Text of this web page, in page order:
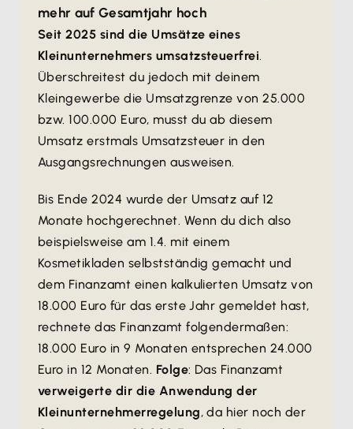
mehr auf Gesamtjahr hoch
Seit 2025 sind die Umsätze eines
Kleinunternehmers umsatzsteuerfrei.
Überschreitest du jedoch mit deinem
Kleingewerbe die Umsatzgrenze von 25.000
bzw. 100.000 Euro, musst du ab diesem
Umsatz erstmals Umsatzsteuer in den
Ausgangsrechnungen ausweisen.
Bis Ende 2024 wurde der Umsatz auf 12
Monate hochgerechnet. Wenn du dich also
beispielsweise am 1.4. mit einem
Kosmetikladen selbstständig gemacht und
dem Finanzamt einen kalkulierten Umsatz von
18.000 Euro für das erste Jahr gemeldet hast,
rechnete das Finanzamt folgendermaßen:
18.000 Euro in 9 Monaten entsprechen 24.000
Euro in 12 Monaten. Folge: Das Finanzamt
verweigerte dir die Anwendung der
Kleinunternehmerregelung, da hier noch der